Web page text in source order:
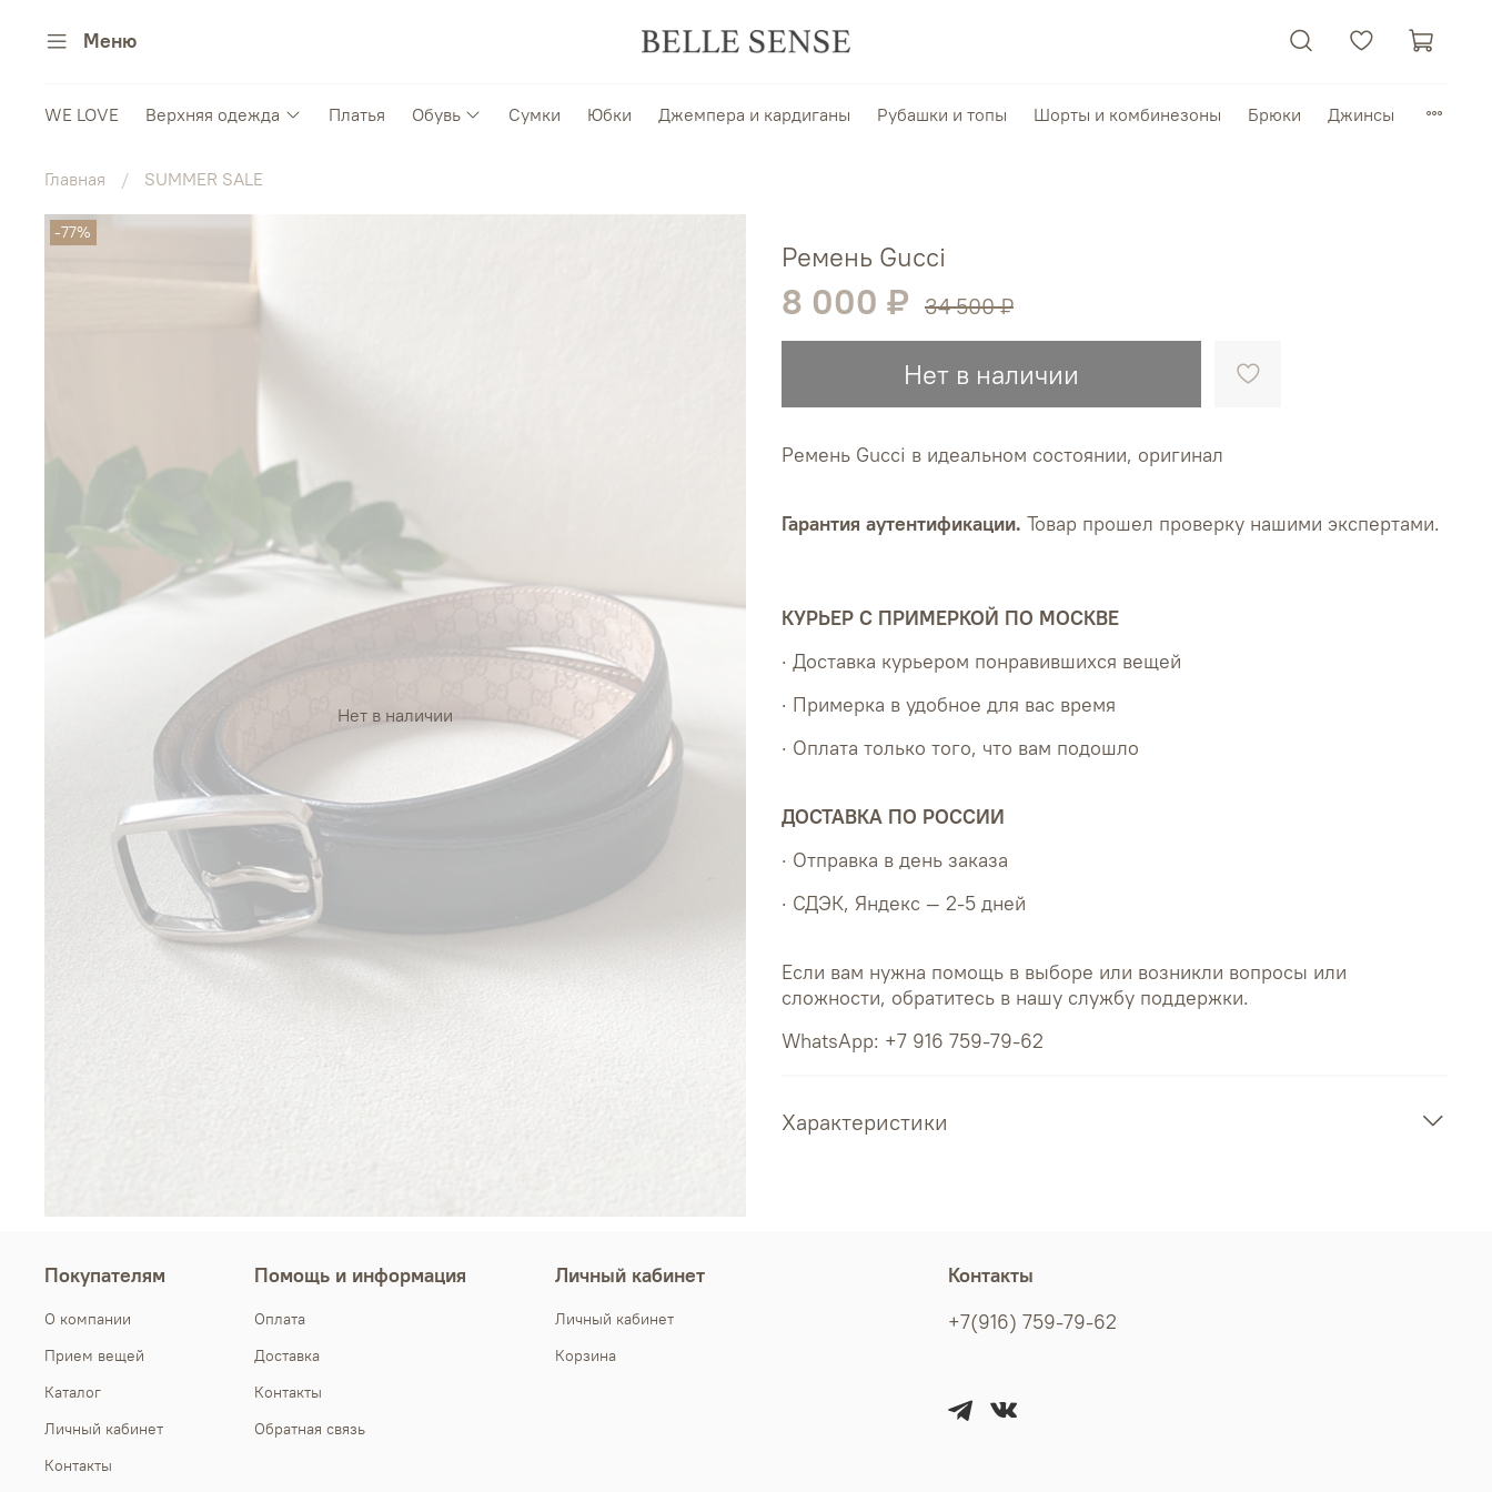
Меню
WE LOVE Верхняя одежда Платья Обувь Сумки Юбки Джемпера и кардиганы Рубашки и топы Шорты и комбинезоны Брюки Джинсы
Главная SUMMER SALE
Нет в наличии
-77%
Ремень Gucci
8 000 ₽ 34 500 ₽
Нет в наличии
Ремень Gucci в идеальном состоянии, оригинал
Гарантия аутентификации. Товар прошел проверку нашими экспертами.
КУРЬЕР С ПРИМЕРКОЙ ПО МОСКВЕ
· Доставка курьером понравившихся вещей
· Примерка в удобное для вас время
· Оплата только того, что вам подошло
ДОСТАВКА ПО РОССИИ
· Отправка в день заказа
· СДЭК, Яндекс — 2-5 дней
Если вам нужна помощь в выборе или возникли вопросы или
сложности, обратитесь в нашу службу поддержки.
WhatsApp: +7 916 759-79-62
Характеристики
Покупателям
О компании
Прием вещей
Каталог
Личный кабинет
Контакты
Помощь и информация
Оплата
Доставка
Контакты
Обратная связь
Личный кабинет
Личный кабинет
Корзина
Контакты
+7(916) 759-79-62